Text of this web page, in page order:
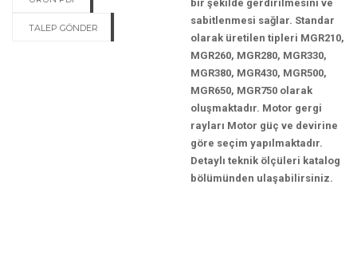
TALEP GÖNDER
bir şekilde gerdirilmesini ve
sabitlenmesi sağlar. Standar
olarak üretilen tipleri MGR210,
MGR260, MGR280, MGR330,
MGR380, MGR430, MGR500,
MGR650, MGR750 olarak
oluşmaktadır. Motor gergi
rayları Motor güç ve devirine
göre seçim yapılmaktadır.
Detaylı teknik ölçüleri katalog
bölümünden ulaşabilirsiniz.